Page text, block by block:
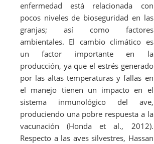
enfermedad está relacionada con
pocos niveles de bioseguridad en las
granjas; así como factores
ambientales. El cambio climático es
un factor importante en la
producción, ya que el estrés generado
por las altas temperaturas y fallas en
el manejo tienen un impacto en el
sistema inmunológico del ave,
produciendo una pobre respuesta a la
vacunación (Hondaet al., 2012).
Respecto a las aves silvestres, Hassan